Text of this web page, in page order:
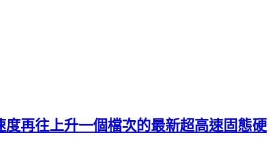
度再往上升一個檔次的最新超高速固態硬